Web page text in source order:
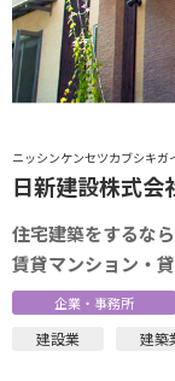
ニッシンケンセツカブシキガ
日新建設株式会
住宅建築をするな
賃貸マンション・
企業・事務所
建設業 建築